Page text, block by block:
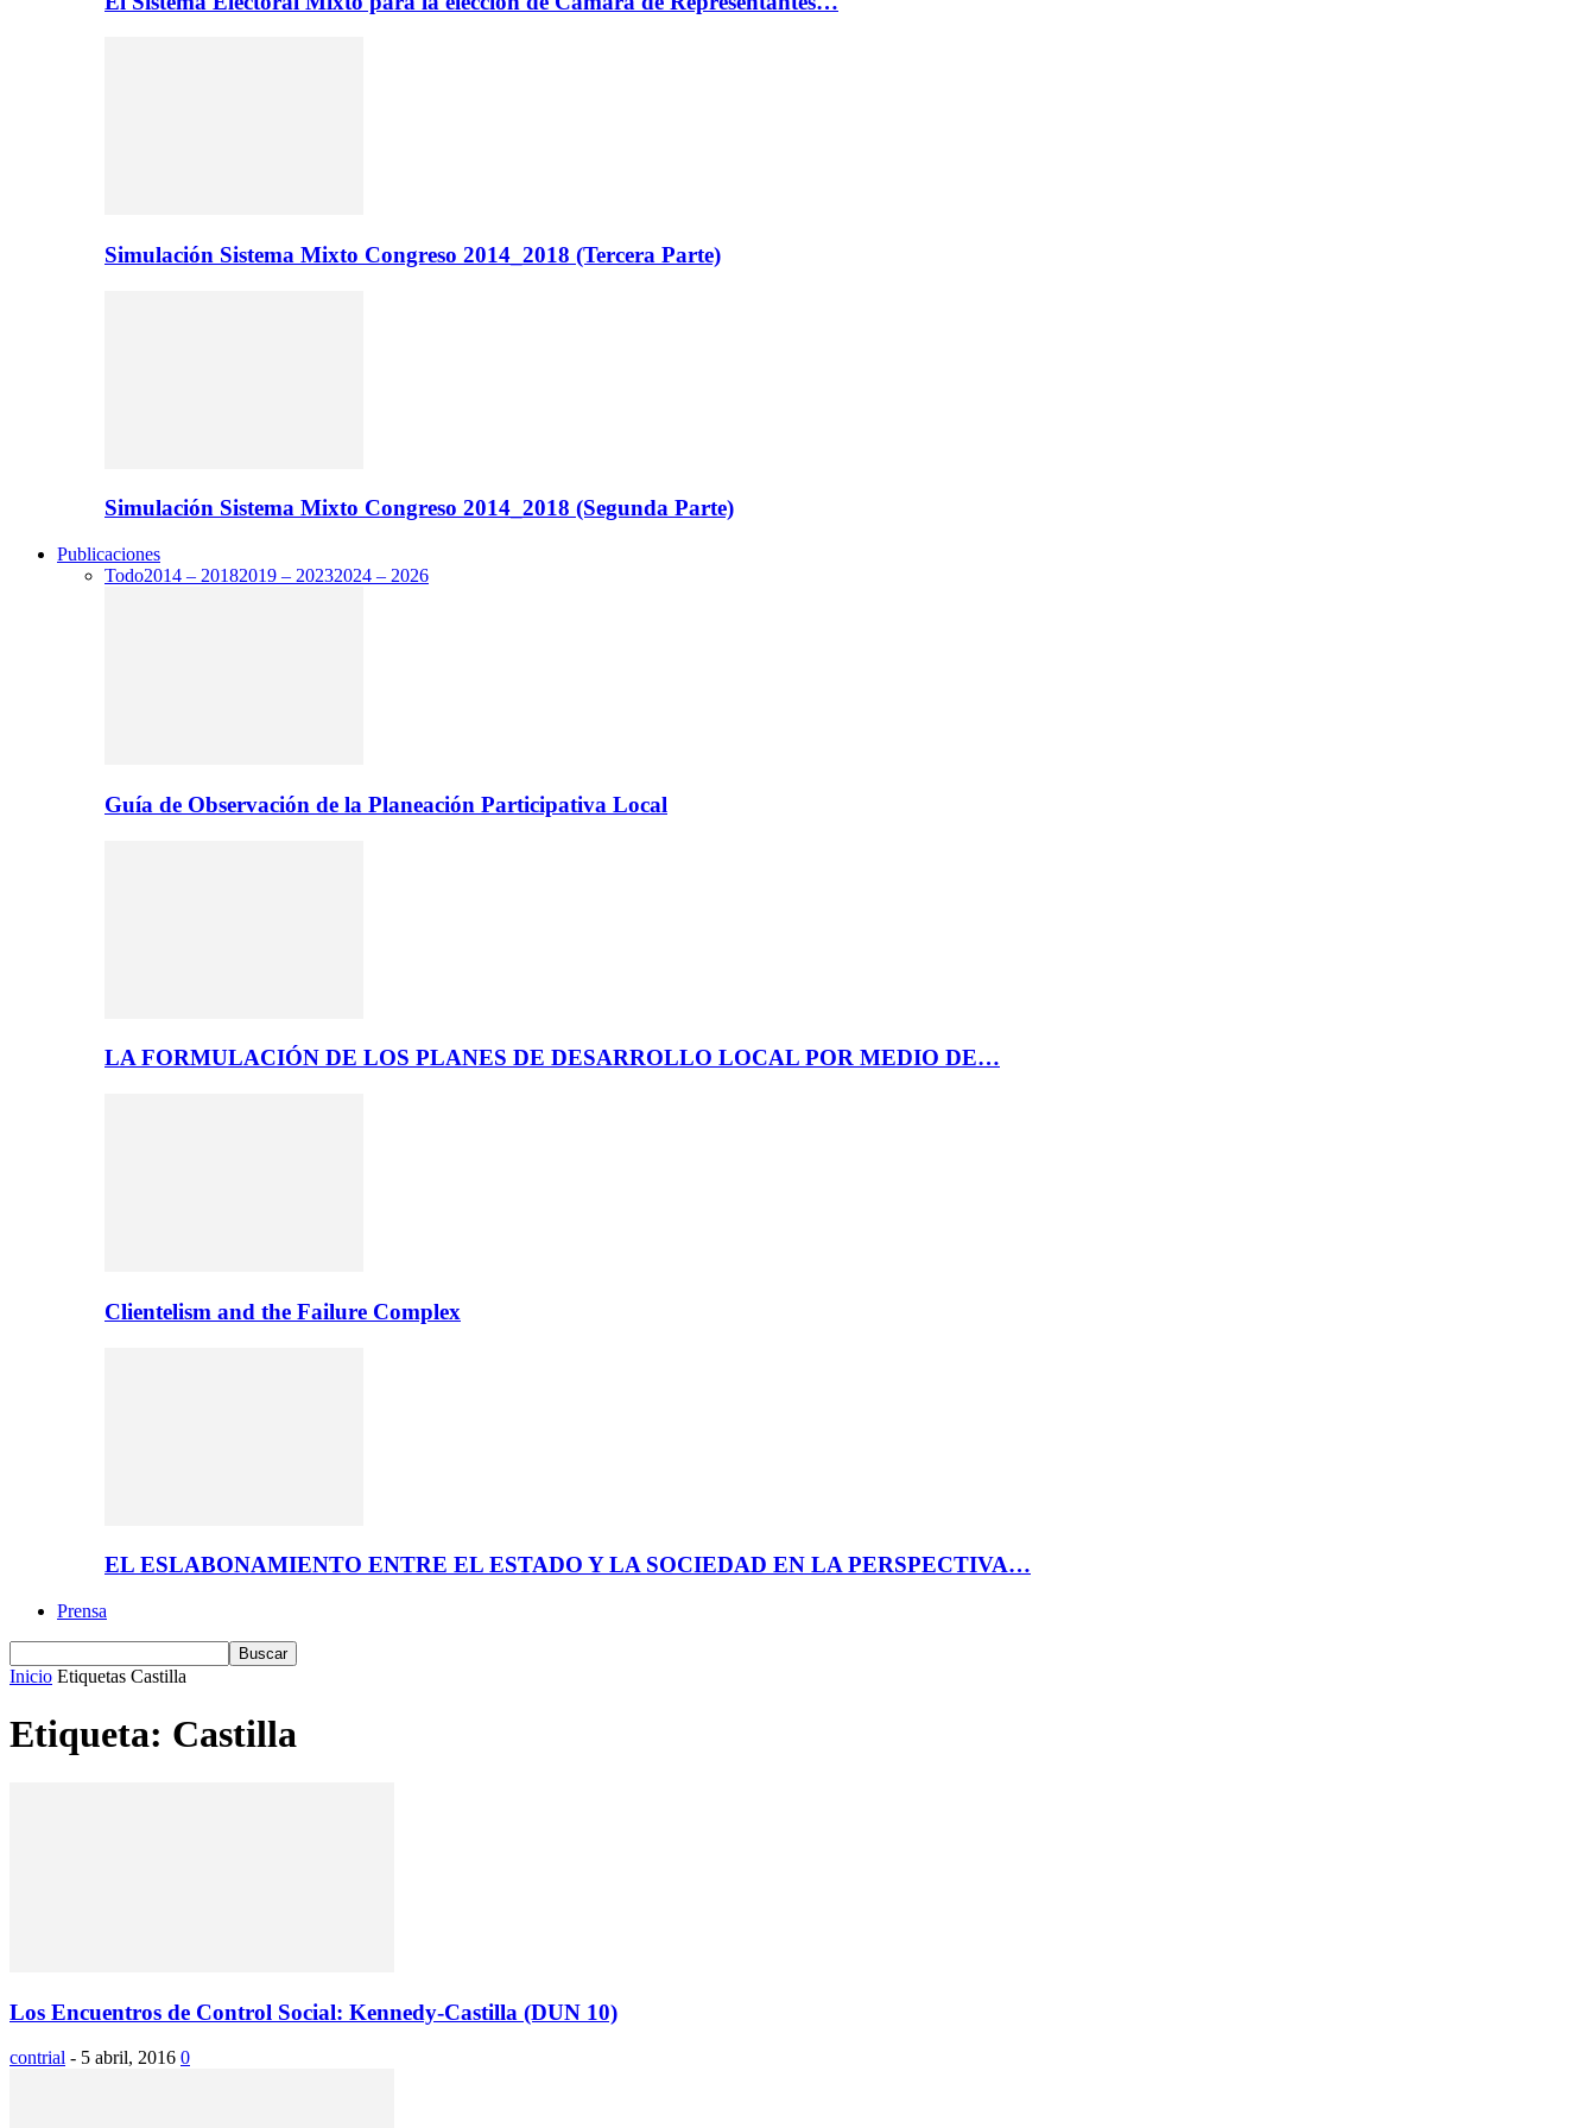
Simulación Sistema Mixto Congreso 2014_2018 (Tercera Parte)
Simulación Sistema Mixto Congreso 2014_2018 (Segunda Parte)
Publicaciones
Todo2014 – 20182019 – 20232024 – 2026
Guía de Observación de la Planeación Participativa Local
LA FORMULACIÓN DE LOS PLANES DE DESARROLLO LOCAL POR MEDIO DE…
Clientelism and the Failure Complex
EL ESLABONAMIENTO ENTRE EL ESTADO Y LA SOCIEDAD EN LA PERSPECTIVA…
Prensa
Inicio Etiquetas Castilla
Etiqueta: Castilla
Los Encuentros de Control Social: Kennedy-Castilla (DUN 10)
contrial - 5 abril, 2016 0